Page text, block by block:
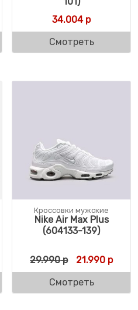
34.004р
Смотреть
Кроссовки мужские
Nike Air Max Plus
(604133-139)
29.990р 21.990 р
Смотреть